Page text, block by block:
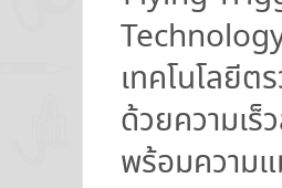
ยน
ตั้ง
เป้า
โต
เทคโนโลยีต
ด้วยความเร็
พร้อมความ